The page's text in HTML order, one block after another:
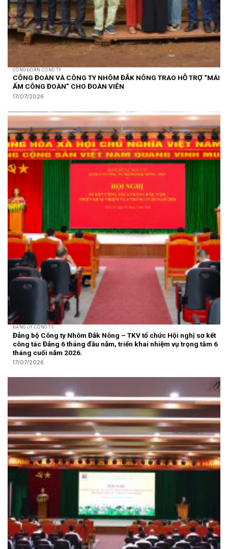
CÔNG ĐOÀN CÔNG TY
CÔNG ĐOÀN VÀ CÔNG TY NHÔM ĐẮK NÔNG TRAO HỖ TRỢ “MÁI
ẤM CÔNG ĐOÀN” CHO ĐOÀN VIÊN
17/07/2026
ĐẢNG ỦY CÔNG TY
Đảng bộ Công ty Nhôm Đắk Nông – TKV tổ chức Hội nghị sơ kết
công tác Đảng 6 tháng đầu năm, triển khai nhiệm vụ trọng tâm 6
tháng cuối năm 2026.
17/07/2026